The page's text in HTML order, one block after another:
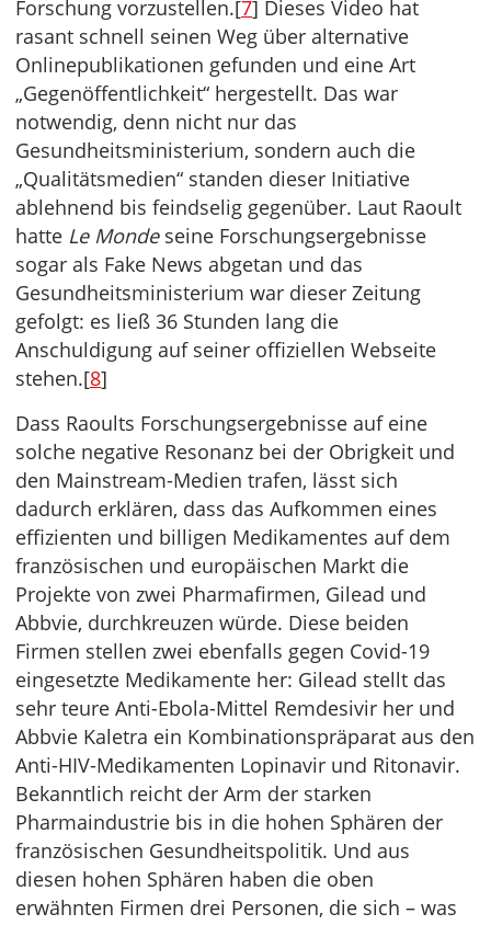
Forschung vorzustellen.[7] Dieses Video hat
rasant schnell seinen Weg über alternative
Onlinepublikationen gefunden und eine Art
„Gegenöffentlichkeit“ hergestellt. Das war
notwendig, denn nicht nur das
Gesundheitsministerium, sondern auch die
„Qualitätsmedien“ standen dieser Initiative
ablehnend bis feindselig gegenüber. Laut Raoult
hatte Le Mondeseine Forschungsergebnisse
sogar als Fake News abgetan und das
Gesundheitsministerium war dieser Zeitung
gefolgt: es ließ 36 Stunden lang die
Anschuldigung auf seiner offiziellen Webseite
stehen.[8]
Dass Raoults Forschungsergebnisse auf eine
solche negative Resonanz bei der Obrigkeit und
den Mainstream-Medien trafen, lässt sich
dadurch erklären, dass das Aufkommen eines
effizienten und billigen Medikamentes auf dem
französischen und europäischen Markt die
Projekte von zwei Pharmafirmen, Gilead und
Abbvie, durchkreuzen würde. Diese beiden
Firmen stellen zwei ebenfalls gegen Covid-19
eingesetzte Medikamente her: Gilead stellt das
sehr teure Anti-Ebola-Mittel Remdesivir her und
Abbvie Kaletra ein Kombinationspräparat aus den
Anti-HIV-Medikamenten Lopinavir und Ritonavir.
Bekanntlich reicht der Arm der starken
Pharmaindustrie bis in die hohen Sphären der
französischen Gesundheitspolitik. Und aus
diesen hohen Sphären haben die oben
erwähnten Firmen drei Personen, die sich – was